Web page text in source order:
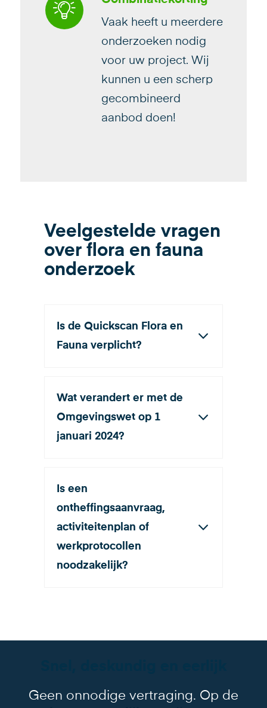
Vaak heeft u meerdere
onderzoeken nodig
voor uw project. Wij
kunnen u een scherp
gecombineerd
aanbod doen!
Veelgestelde vragen
over flora en fauna
onderzoek
Is de Quickscan Flora en
Fauna verplicht?
Wat verandert er met de
Omgevingswet op 1
januari 2024?
Is een
ontheffingsaanvraag,
activiteitenplan of
werkprotocollen
noodzakelijk?
Geen onnodige vertraging. Op de